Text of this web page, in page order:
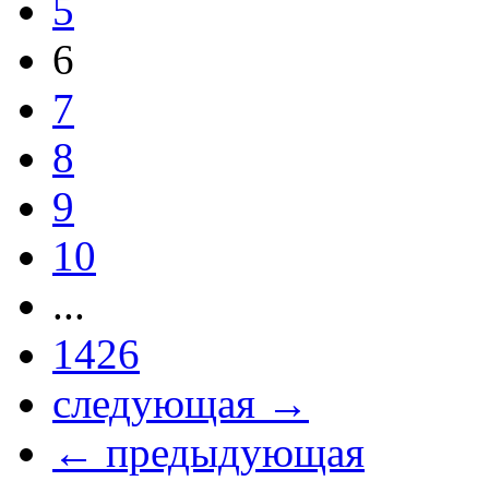
5
6
7
8
9
10
...
1426
следующая →
← предыдующая